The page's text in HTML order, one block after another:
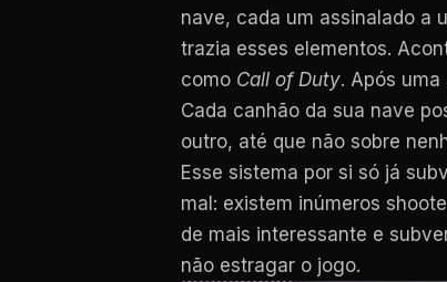
nave, cada um assinalado a
trazia esses elementos.
como Call of Duty. Após
Cada canhão da sua nave
outro, até que não sobre
Esse sistema por si só já
mal: existem inúmeros
de mais interessante e
não estragar o jogo.